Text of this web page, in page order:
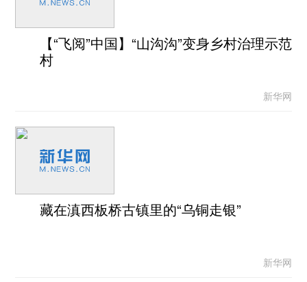
【“飞阅”中国】“山沟沟”变身乡村治理示范
村
新华网
藏在滇西板桥古镇里的“乌铜走银”
新华网